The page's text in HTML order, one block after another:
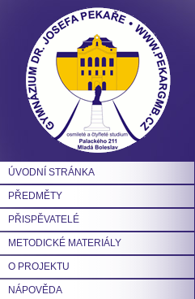
ÚVODNÍ STRÁNKA
PŘEDMĚTY
PŘISPĚVATELÉ
METODICKÉ MATERIÁLY
O PROJEKTU
NÁPOVĚDA